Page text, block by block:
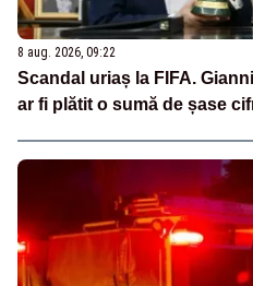
8 aug. 2026, 09:22
Scandal uriaș la FIFA.
ar fi plătit o sumă de șase